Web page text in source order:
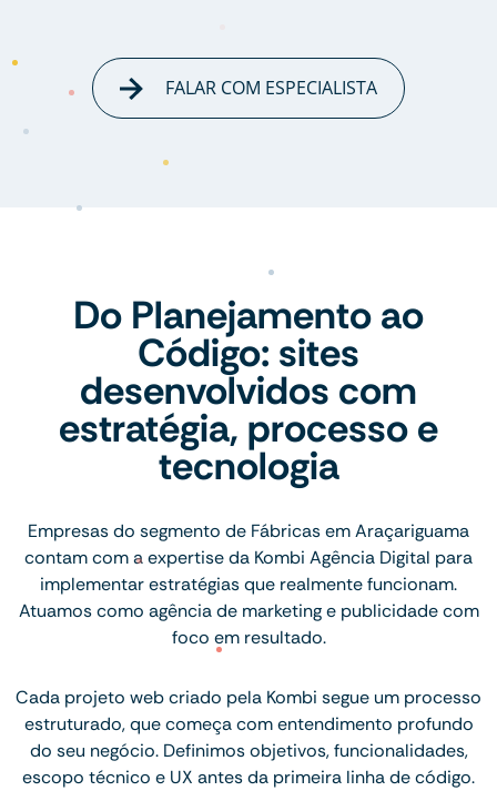
FALAR COM ESPECIALISTA
Do Planejamento ao
Código: sites
desenvolvidos com
estratégia, processo e
tecnologia
Empresas do segmento de Fábricas em Araçariguama
contam com a expertise da Kombi Agência Digital para
implementar estratégias que realmente funcionam.
Atuamos como agência de marketing e publicidade com
foco em resultado.
Cada projeto web criado pela Kombi segue um processo
estruturado, que começa com entendimento profundo
do seu negócio. Definimos objetivos, funcionalidades,
escopo técnico e UX antes da primeira linha de código.